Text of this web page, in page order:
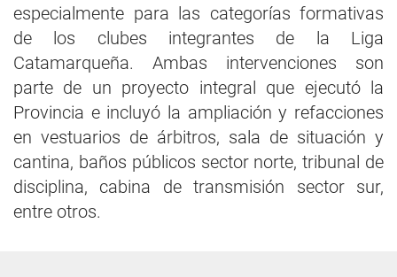
especialmente para las categorías formativas
de los clubes integrantes de la Liga
Catamarqueña. Ambas intervenciones son
parte de un proyecto integral que ejecutó la
Provincia e incluyó la ampliación y refacciones
en vestuarios de árbitros, sala de situación y
cantina, baños públicos sector norte, tribunal de
disciplina, cabina de transmisión sector sur,
entre otros.